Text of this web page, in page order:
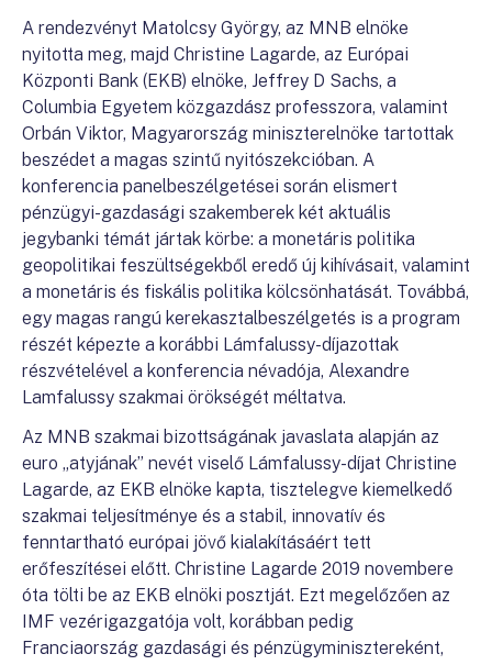
A rendezvényt Matolcsy György, az MNB elnöke
nyitotta meg, majd Christine Lagarde, az Európai
Központi Bank (EKB) elnöke, Jeffrey D Sachs, a
Columbia Egyetem közgazdász professzora, valamint
Orbán Viktor, Magyarország miniszterelnöke tartottak
beszédet a magas szintű nyitószekcióban. A
konferencia panelbeszélgetései során elismert
pénzügyi-gazdasági szakemberek két aktuális
jegybanki témát jártak körbe: a monetáris politika
geopolitikai feszültségekből eredő új kihívásait, valamint
a monetáris és fiskális politika kölcsönhatását. Továbbá,
egy magas rangú kerekasztalbeszélgetés is a program
részét képezte a korábbi Lámfalussy-díjazottak
részvételével a konferencia névadója, Alexandre
Lamfalussy szakmai örökségét méltatva.
Az MNB szakmai bizottságának javaslata alapján az
euro „atyjának” nevét viselő Lámfalussy-díjat Christine
Lagarde, az EKB elnöke kapta, tisztelegve kiemelkedő
szakmai teljesítménye és a stabil, innovatív és
fenntartható európai jövő kialakításáért tett
erőfeszítései előtt. Christine Lagarde 2019 novembere
óta tölti be az EKB elnöki posztját. Ezt megelőzően az
IMF vezérigazgatója volt, korábban pedig
Franciaország gazdasági és pénzügyminisztereként,